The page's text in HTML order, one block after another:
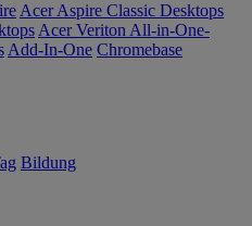
Acer Aspire Classic Desktops
Acer Veriton All-in-One-
Add-In-One Chromebase
Bildung